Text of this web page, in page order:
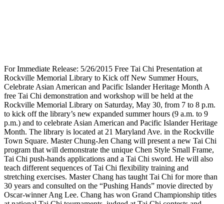
For Immediate Release: 5/26/2015 Free Tai Chi Presentation at
Rockville Memorial Library to Kick off New Summer Hours,
Celebrate Asian American and Pacific Islander Heritage Month A
free Tai Chi demonstration and workshop will be held at the
Rockville Memorial Library on Saturday, May 30, from 7 to 8 p.m.
to kick off the library’s new expanded summer hours (9 a.m. to 9
p.m.) and to celebrate Asian American and Pacific Islander Heritage
Month. The library is located at 21 Maryland Ave. in the Rockville
Town Square. Master Chung-Jen Chang will present a new Tai Chi
program that will demonstrate the unique Chen Style Small Frame,
Tai Chi push-hands applications and a Tai Chi sword. He will also
teach different sequences of Tai Chi flexibility training and
stretching exercises. Master Chang has taught Tai Chi for more than
30 years and consulted on the “Pushing Hands” movie directed by
Oscar-winner Ang Lee. Chang has won Grand Championship titles